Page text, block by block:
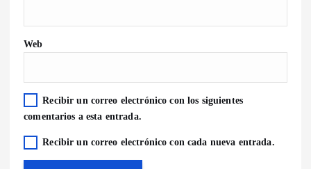
Web
Recibir un correo electrónico con los siguientes
comentarios a esta entrada.
Recibir un correo electrónico con cada nueva entrada.